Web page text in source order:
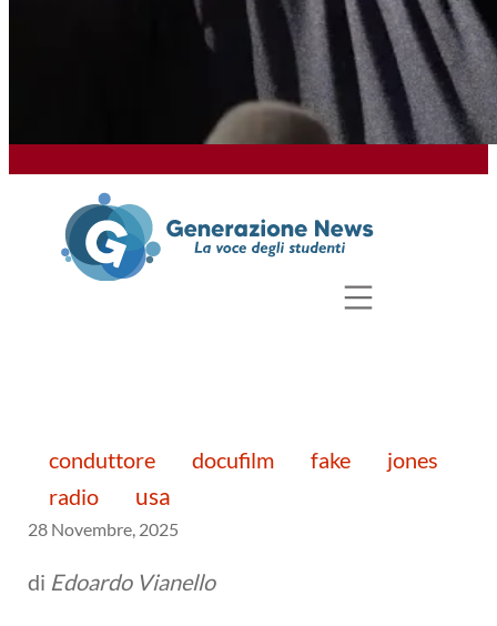
conduttore docufilm fake
jones
radio
usa
28 Novembre, 2025
di Edoardo Vianello